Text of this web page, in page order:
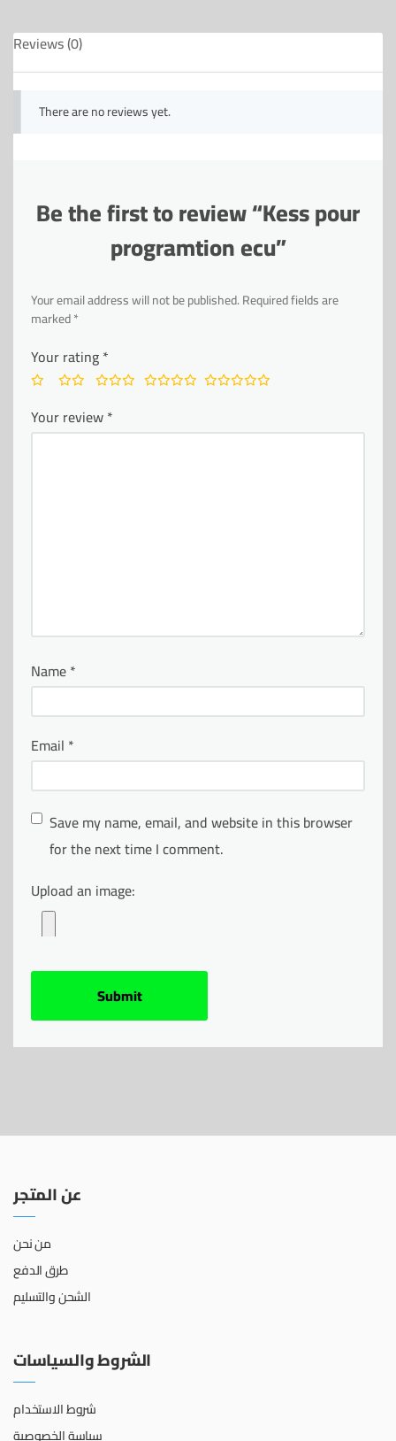
Reviews (0)
There are no reviews yet.
Be the first to review “Kess pour
programtion ecu”
Your email address will not be published.Required fields are
marked*
Your rating*
Your review*
Name*
Email *
Save my name, email, and website in this browser
for the next time I comment.
Upload an image:
عن المتجر
من نحن
طرق الدفع
الشحن والتسليم
الشروط والسياسات
شروط الاستخدام
سياسة الخصوصية